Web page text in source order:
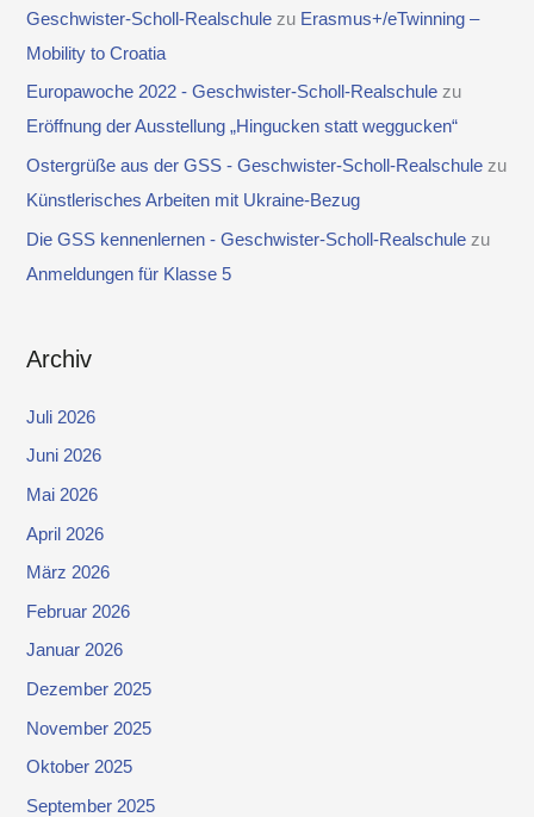
Geschwister-Scholl-Realschule zu Erasmus+/eTwinning –
Mobility to Croatia
Europawoche 2022 - Geschwister-Scholl-Realschule zu
Eröffnung der Ausstellung „Hingucken statt weggucken“
Ostergrüße aus der GSS - Geschwister-Scholl-Realschule zu
Künstlerisches Arbeiten mit Ukraine-Bezug
Die GSS kennenlernen - Geschwister-Scholl-Realschule zu
Anmeldungen für Klasse 5
Archiv
Juli 2026
Juni 2026
Mai 2026
April 2026
März 2026
Februar 2026
Januar 2026
Dezember 2025
November 2025
Oktober 2025
September 2025